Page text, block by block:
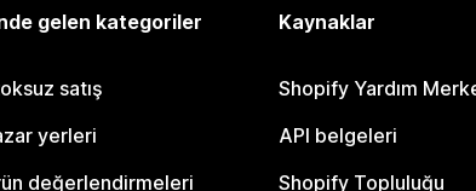
gelen kategoriler
satış
yerleri
değerlendirmeleri
Kaynaklar
Shopify Yardım
API belgeleri
Shopify Topluluğu